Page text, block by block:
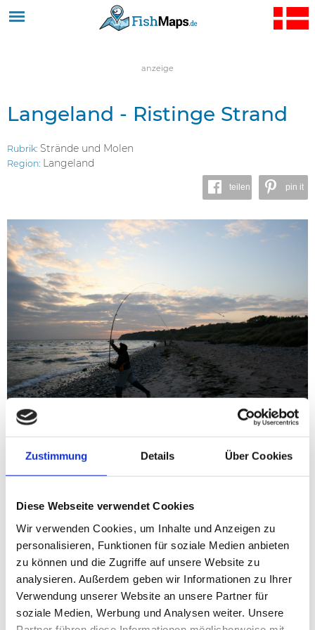
Zustimmung Details Über Cookies
Diese Webseite verwendet Cookies
Wir verwenden Cookies, um Inhalte und Anzeigen zu
personalisieren, Funktionen für soziale Medien anbieten
zu können und die Zugriffe auf unsere Website zu
analysieren. Außerdem geben wir Informationen zu Ihrer
Verwendung unserer Website an unsere Partner für
soziale Medien, Werbung und Analysen weiter. Unsere
Jump to navigation
anzeige
Langeland - Ristinge Strand
Rubrik: Strände und Molen
Region: Langeland
teilen pin it
Welcher Bereich dieses Strandabschnitts die
Brandungsangler anzieht und an welchem sich die
Spinnfischer tummeln, ist auf den ersten Blick zu erkennen:
Auf allerfeinstem Sandstrand direkt am Parkplatz lässt es
sich vorzüglich auf Plattfische angeln. Allerdings sollte hier
schon stärkere Strömung und Wellengang herrschen, damit
Flunder und Kliesche auch in Beißlaune kommen. Bei